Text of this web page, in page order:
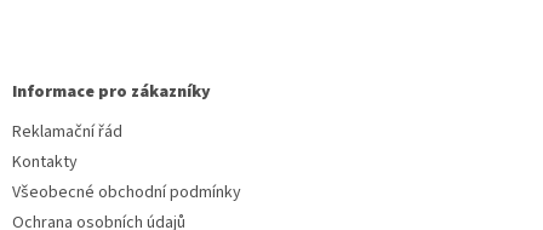
Informace pro zákazníky
Reklamační řád
Kontakty
Všeobecné obchodní podmínky
Ochrana osobních údajů